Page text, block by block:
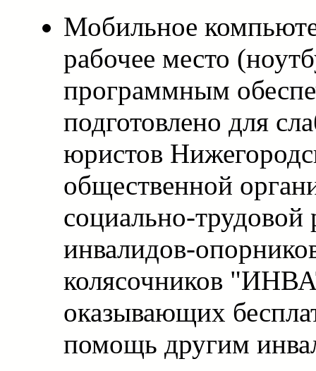
Мобильное
рабочее место
программным
подготовлено для
юристов
общественной
социально-трудовой
инвалидов-
колясочников
оказывающих
помощь другим